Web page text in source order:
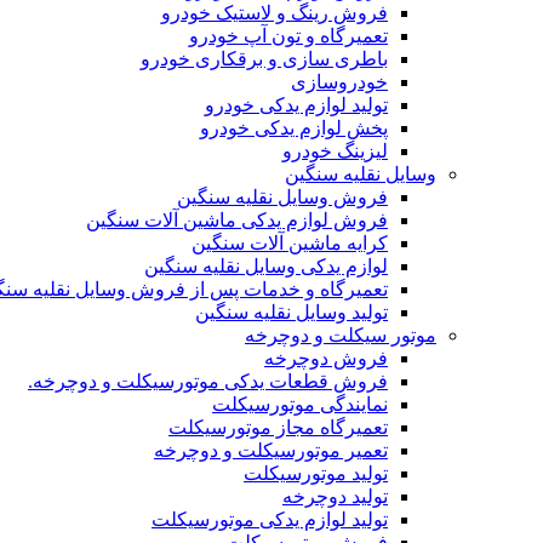
فروش رینگ و لاستیک خودرو
تعمیرگاه و تون آپ خودرو
باطری سازی و برقکاری خودرو
خودروسازی
تولید لوازم یدکی خودرو
پخش لوازم یدکی خودرو
لیزینگ خودرو
وسایل نقلیه سنگین
فروش وسایل نقلیه سنگین
فروش لوازم یدکی ماشین آلات سنگین
کرایه ماشین آلات سنگین
لوازم یدکی وسایل نقلیه سنگین
تعمیرگاه و خدمات پس از فروش وسایل نقلیه
تولید وسایل نقلیه سنگین
موتور سیکلت و دوچرخه
فروش دوچرخه
فروش قطعات یدکی موتورسیکلت و دوچرخه.
نمایندگی موتورسیکلت
تعمیرگاه مجاز موتورسیکلت
تعمیر موتورسیکلت و دوچرخه
تولید موتورسیکلت
تولید دوچرخه
تولید لوازم یدکی موتورسیکلت